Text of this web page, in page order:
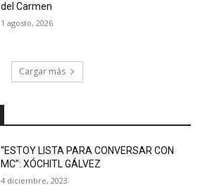
del Carmen
1 agosto, 2026
Cargar más
“ESTOY LISTA PARA CONVERSAR CON
MC”: XÓCHITL GÁLVEZ
4 diciembre, 2023